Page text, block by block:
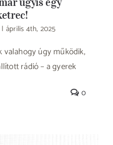
| április 4th, 2025
valahogy úgy működik,
rádió – a gyerek
0